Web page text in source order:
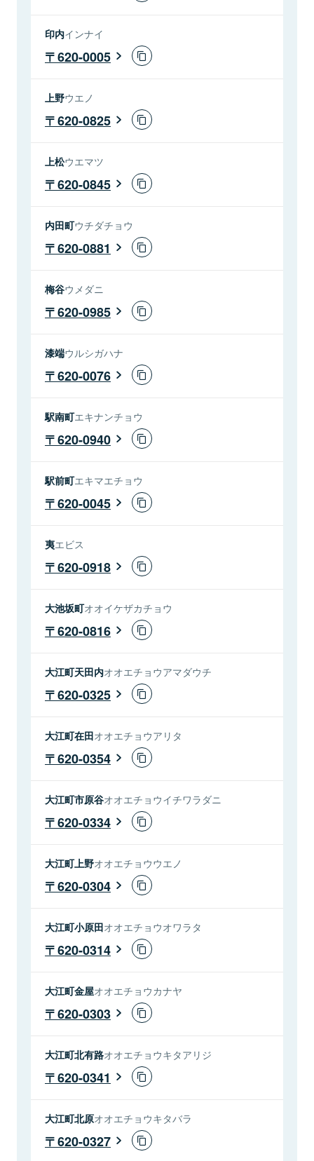
印内インナイ
620-0005
上野ウエノ
620-0825
上松ウエマツ
620-0845
内田町ウチダチョウ
620-0881
梅谷ウメダニ
620-0985
漆端ウルシガハナ
620-0076
駅南町エキナンチョウ
620-0940
駅前町エキマエチョウ
620-0045
夷エビス
620-0918
大池坂町オオイケザカチョウ
620-0816
大江町天田内オオエチョウアマダウチ
620-0325
大江町在田オオエチョウアリタ
620-0354
大江町市原谷オオエチョウイチワラダニ
620-0334
大江町上野オオエチョウウエノ
620-0304
大江町小原田オオエチョウオワラタ
620-0314
大江町金屋オオエチョウカナヤ
620-0303
大江町北有路オオエチョウキタアリジ
620-0341
大江町北原オオエチョウキタバラ
620-0327